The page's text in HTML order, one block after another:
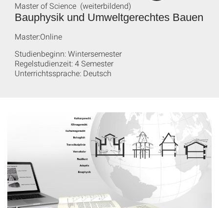
Bauphysik und Umweltgerechtes Bauen
Master of Science (weiterbildend)
Master:Online
Studienbeginn: Wintersemester
Regelstudienzeit: 4 Semester
Unterrichtssprache: Deutsch